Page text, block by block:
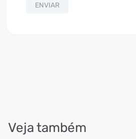
ENVIAR
Veja também